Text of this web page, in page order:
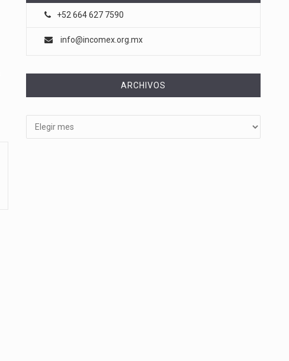
+52 664 627 7590
info@incomex.org.mx
ARCHIVOS